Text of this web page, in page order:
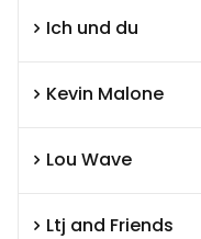
Ich und du
Kevin Malone
Lou Wave
Ltj and Friends